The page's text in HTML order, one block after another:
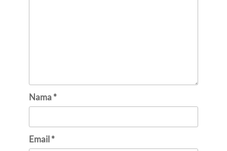
Nama*
Email*